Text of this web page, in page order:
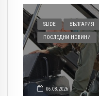
SLIDE БЪЛГАРИЯ
ПОСЛЕДНИ НОВИНИ
06.08.2026